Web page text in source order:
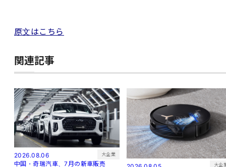
原文はこちら
関連記事
2026.08.06 大企業
中国・奇瑞汽車、7月の新車販売
大企